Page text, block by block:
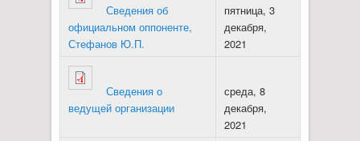
Сведения об
официальном оппоненте,
Стефанов Ю.П.
пятница, 3
декабря,
2021
Сведения о
ведущей организации
среда, 8
декабря,
2021